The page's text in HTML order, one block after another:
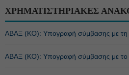
ΧΡΗΜΑΤΙΣΤΗΡΙΑΚΕΣ
ΑΒΑΞ (ΚΟ): Υπογραφή σύμβασης με τη
ΑΒΑΞ (ΚΟ): Υπογραφή σύμβασης με